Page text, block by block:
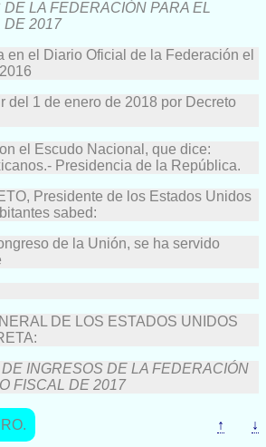
LA FEDERACIÓN PARA EL
DE 2017
en el Diario Oficial de la Federación el
del 1 de enero de 2018 por Decreto
el Escudo Nacional, que dice:
Presidencia de la República.
Presidente de los Estados Unidos
sabed:
de la Unión, se ha servido
DE LOS ESTADOS UNIDOS
INGRESOS DE LA FEDERACIÓN
FISCAL DE 2017
↑ ↓